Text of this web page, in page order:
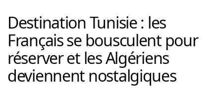
Destination Tunisie : les
Français se bousculent pour
réserver et les Algériens
deviennent nostalgiques